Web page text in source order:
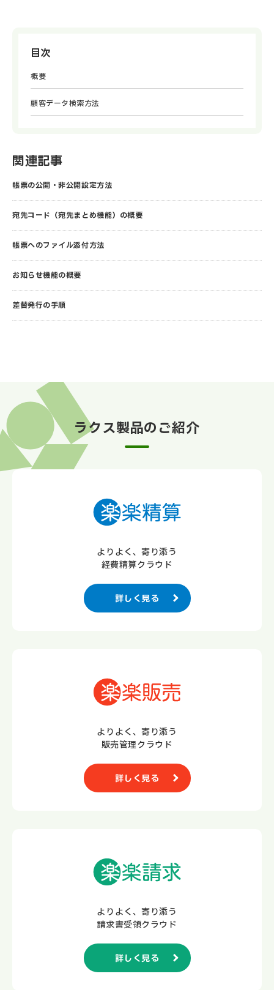
目次
概要
顧客データ検索方法
関連記事
帳票の公開・非公開設定方法
宛先コード（宛先まとめ機能）の概要
帳票へのファイル添付方法
お知らせ機能の概要
差替発行の手順
ラクス製品のご紹介
よりよく、寄り添う
経費精算クラウド
詳しく見る
よりよく、寄り添う
販売管理クラウド
詳しく見る
よりよく、寄り添う
請求書受領クラウド
詳しく見る